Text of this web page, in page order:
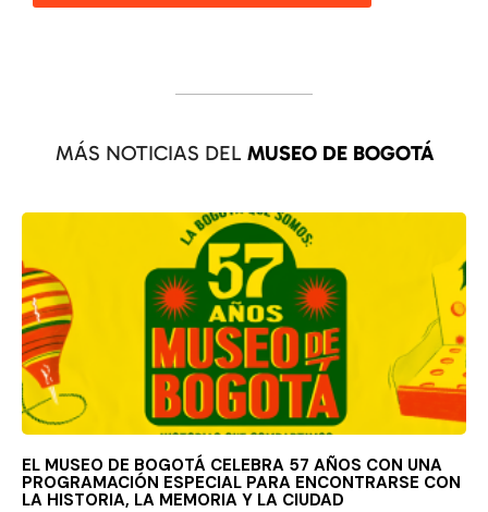
MÁS NOTICIAS DEL MUSEO DE BOGOTÁ
EL MUSEO DE BOGOTÁ CELEBRA 57 AÑOS CON UNA
PROGRAMACIÓN ESPECIAL PARA ENCONTRARSE CON
LA HISTORIA, LA MEMORIA Y LA CIUDAD